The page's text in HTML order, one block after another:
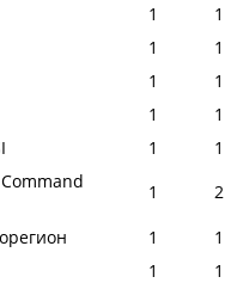
1
1
1
1
1
1
1
1
1
1
1
2
1
1
1
1